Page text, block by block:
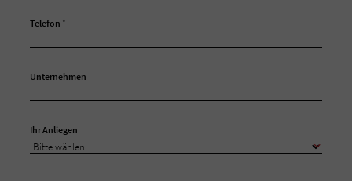
Telefon *
Unternehmen
Ihr Anliegen